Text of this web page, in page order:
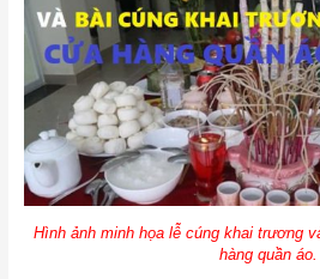
Hình ảnh minh họa lễ cúng khai trương
hàng quần áo.